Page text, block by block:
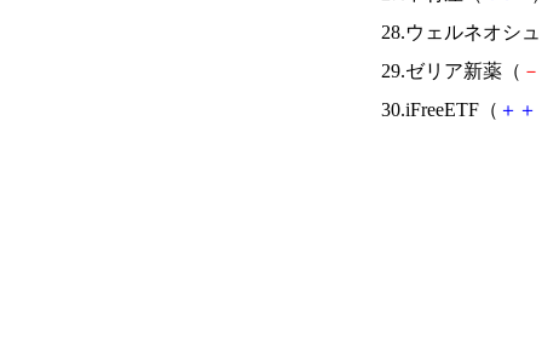
28.ウェルネオシ
29.ゼリア新薬（ －
30.iFreeETF（ ＋ ＋